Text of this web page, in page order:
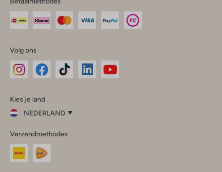
Volg ons
InstagramFacebook
Kies je land
NEDERLAND
je
land
Nederland
Verzendmethodes